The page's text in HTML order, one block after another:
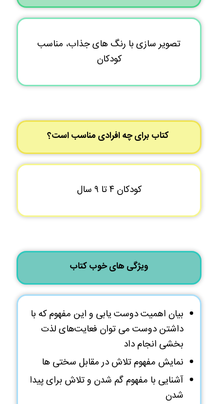
تصویر سازی با رنگ های جذاب، مناسب
کودکان
کتاب برای چه افرادی مناسب است؟
کودکان ۴ تا ۹ سال
ویژگی های خوب کتاب
بیان اهمیت دوست یابی و این مفهوم که با
داشتن دوست می توان فعایت‌های لذت
بخشی انجام داد
نمایش مفهوم تلاش در مقابل سختی ها
آشنایی با مفهوم گم‌ شدن و تلاش برای پیدا
شدن